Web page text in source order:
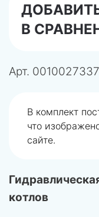
В
Арт. 0010027337
Даем
подобрали
деньги
котлов